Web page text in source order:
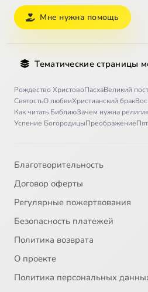
Мне нужна помощь
Тематические страницы
Рождество ХристовоПасхаВеликий пост
СвятостьО любвиХристианский брак
Как читать БиблиюЗачем нужна религия
Успение БогородицыПреображение
Благотворительность
Договор оферты
Регулярные пожертвования
Безопасность платежей
Политика возврата
О проекте
Политика персональных